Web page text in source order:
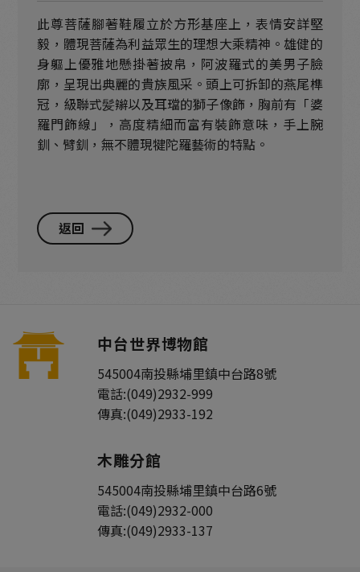
此尊菩薩腳著鞋履立於方形基座上，表情安詳堅
毅，體現菩薩為利益眾生的理想大乘精神。雄健的
身軀上優雅地懸掛著披帛，阿波羅式的美男子臉
廓，呈現出典麗的貴族風采。頭上可拆卸的燕尾榫
冠，級聯式髪辮以及耳璫的獅子像飾，胸前有「婆
羅門飾線」，高度精細而富有裝飾意味，手上腕
釧、臂釧，無不體現犍陀羅藝術的特點。
返回
中台世界博物館
545004南投縣埔里鎮中台路8號
電話:(049)2932-999
傳真:(049)2933-192
木雕分館
545004南投縣埔里鎮中台路6號
電話:(049)2932-000
傳真:(049)2933-137